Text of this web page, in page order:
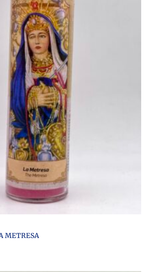
METRESA